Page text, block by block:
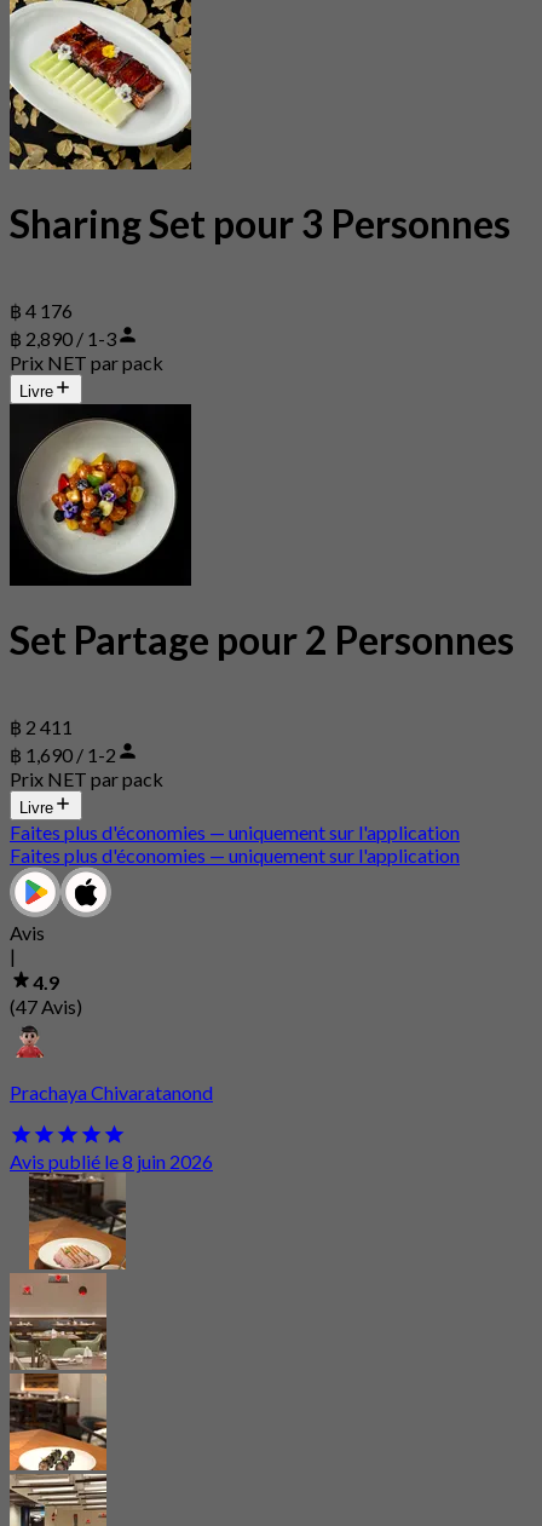
Sharing Set pour 3 Personnes
฿ 4 176
฿ 2,890 / 1-3
Prix NET par pack
Livre
Set Partage pour 2 Personnes
฿ 2 411
฿ 1,690 / 1-2
Prix NET par pack
Livre
Faites plus d'économies — uniquement sur l'application
Faites plus d'économies — uniquement sur l'application
Avis
|
4.9
(47 Avis)
Prachaya Chivaratanond
Avis publié le 8 juin 2026